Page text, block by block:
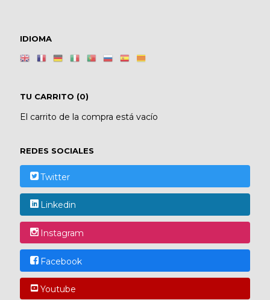
IDIOMA
TU CARRITO (0)
El carrito de la compra está vacío
REDES SOCIALES
Twitter
Linkedin
Instagram
Facebook
Youtube